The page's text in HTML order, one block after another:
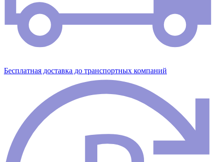
Бесплатная доставка до транспортных компаний